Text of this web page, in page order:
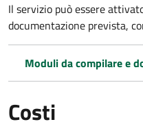
Il servizio può essere
documentazione prevista,
Moduli da compilare e
Costi